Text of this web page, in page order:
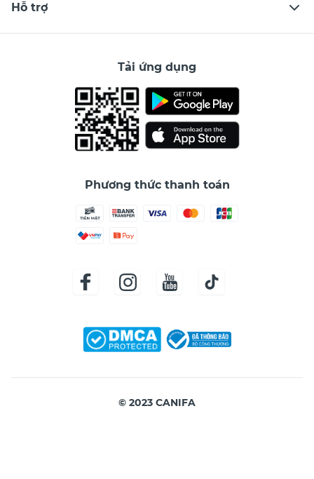
Hỗ trợ
Tải ứng dụng
Phương thức thanh toán
© 2023 CANIFA